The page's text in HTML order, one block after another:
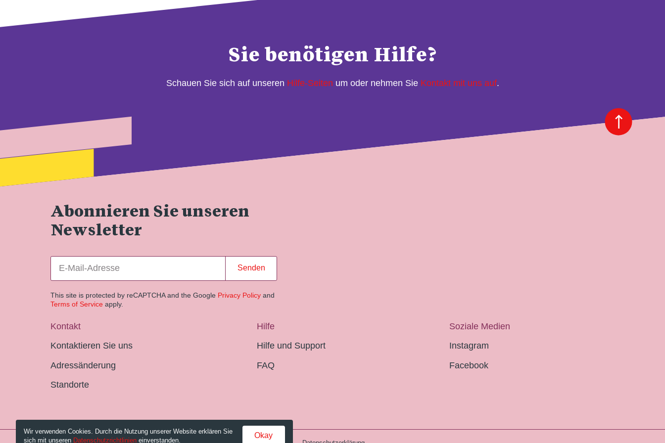
Sie benötigen Hilfe?
Schauen Sie sich auf unseren Hilfe-Seiten um oder nehmen Sie Kontakt mit uns auf.
Abonnieren Sie unseren
Newsletter
Senden
This site is protected by reCAPTCHA and the Google Privacy Policy and
Terms of Service apply.
Kontakt
Kontaktieren Sie uns
Adressänderung
Standorte
Hilfe
Hilfe und Support
FAQ
Soziale Medien
Instagram
Facebook
Wir verwenden Cookies. Durch die Nutzung unserer Website erklären Sie
sich mit unseren Datenschutzrichtlinien einverstanden.
Okay